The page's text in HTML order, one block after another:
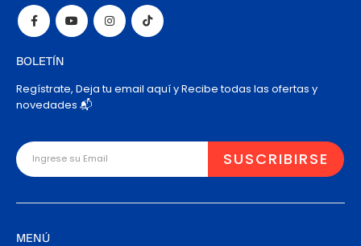
BOLETÍN
Regístrate, Deja tu email aquí y Recibe todas las ofertas y
novedades 📬
MENÚ